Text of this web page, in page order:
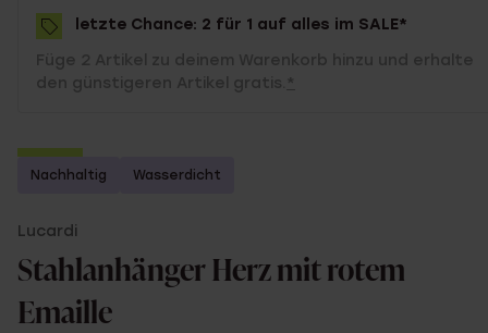
are
here:
letzte Chance: 2 für 1 auf alles im SALE*
Füge 2 Artikel zu deinem Warenkorb hinzu und erhalte
den günstigeren Artikel gratis. *
-50%
Nachhaltig Wasserdicht
Lucardi
Stahlanhänger Herz mit rotem
Emaille